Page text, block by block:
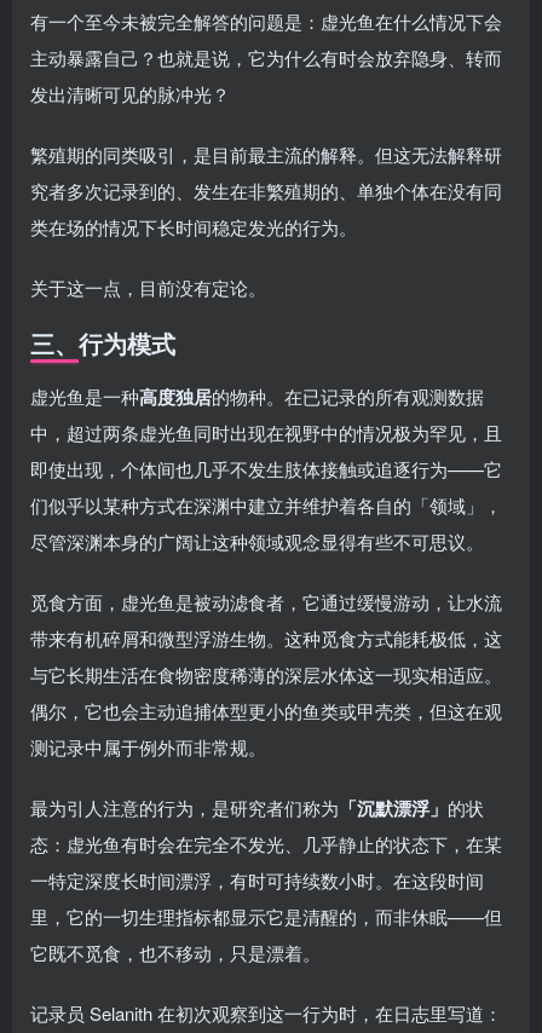
有一个至今未被完全解答的问题是：虚光鱼在什么情况下会
主动暴露自己？也就是说，它为什么有时会放弃隐身、转而
发出清晰可见的脉冲光？
繁殖期的同类吸引，是目前最主流的解释。但这无法解释研
究者多次记录到的、发生在非繁殖期的、单独个体在没有同
类在场的情况下长时间稳定发光的行为。
关于这一点，目前没有定论。
三、行为模式
虚光鱼是一种高度独居的物种。在已记录的所有观测数据
中，超过两条虚光鱼同时出现在视野中的情况极为罕见，且
即使出现，个体间也几乎不发生肢体接触或追逐行为——它
们似乎以某种方式在深渊中建立并维护着各自的「领域」，
尽管深渊本身的广阔让这种领域观念显得有些不可思议。
觅食方面，虚光鱼是被动滤食者，它通过缓慢游动，让水流
带来有机碎屑和微型浮游生物。这种觅食方式能耗极低，这
与它长期生活在食物密度稀薄的深层水体这一现实相适应。
偶尔，它也会主动追捕体型更小的鱼类或甲壳类，但这在观
测记录中属于例外而非常规。
最为引人注意的行为，是研究者们称为 「沉默漂浮」 的状
态：虚光鱼有时会在完全不发光、几乎静止的状态下，在某
一特定深度长时间漂浮，有时可持续数小时。在这段时间
里，它的一切生理指标都显示它是清醒的，而非休眠——但
它既不觅食，也不移动，只是漂着。
记录员 Selanith 在初次观察到这一行为时，在日志里写道：